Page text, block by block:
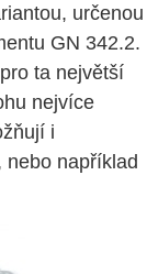
určenou
GN 342.2.
ta největší
nejvíce
i
nebo například